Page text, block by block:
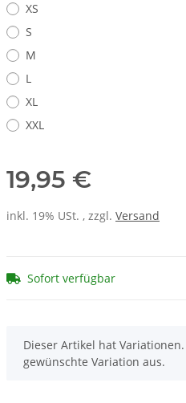
XS
S
M
L
XL
XXL
19,95 €
inkl. 19% USt. , zzgl. Versand
Sofort verfügbar
x
Dieser Artikel hat
gewünschte Variation aus.